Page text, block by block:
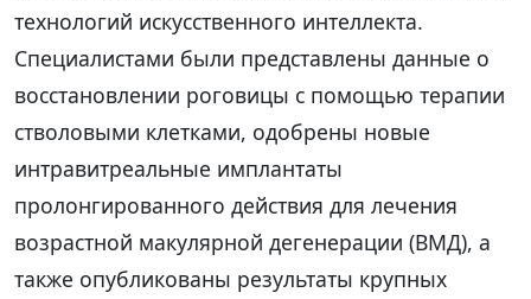
технологий искусственного интеллекта.
Специалистами были представлены данные о
восстановлении роговицы с помощью терапии
стволовыми клетками, одобрены новые
интравитреальные имплантаты
пролонгированного действия для лечения
возрастной макулярной дегенерации (ВМД), а
также опубликованы результаты крупных